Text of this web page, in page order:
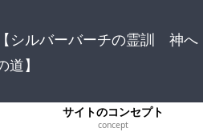
シルバーバーチの霊訓 神へ
道】
サイトのコンセプト
concept